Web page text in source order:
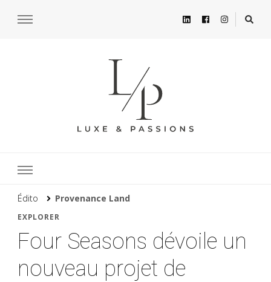
Édito Provenance Land
EXPLORER
Four Seasons dévoile un
nouveau projet de